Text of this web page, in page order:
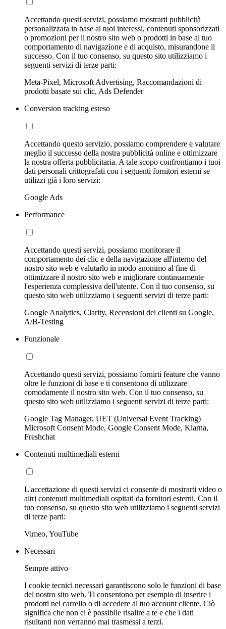
Accettando questi servizi, possiamo mostrarti pubblicità
personalizzata in base ai tuoi interessi, contenuti sponsorizzati
o promozioni per il nostro sito web o prodotti in base al tuo
comportamento di navigazione e di acquisto, misurandone il
successo. Con il tuo consenso, su questo sito utilizziamo i
seguenti servizi di terze parti:
Meta-Pixel, Microsoft Advertising, Raccomandazioni di
prodotti basate sui clic, Ads Defender
Conversion tracking esteso
Accettando questo servizio, possiamo comprendere e valutare
meglio il successo della nostra pubblicità online e ottimizzare
la nostra offerta pubblicitaria. A tale scopo confrontiamo i tuoi
dati personali crittografati con i seguenti fornitori esterni se
utilizzi già i loro servizi:
Google Ads
Performance
Accettando questi servizi, possiamo monitorare il
comportamento dei clic e della navigazione all'interno del
nostro sito web e valutarlo in modo anonimo al fine di
ottimizzare il nostro sito web e migliorare continuamente
l'esperienza complessiva dell'utente. Con il tuo consenso, su
questo sito web utilizziamo i seguenti servizi di terze parti:
Google Analytics, Clarity, Recensioni dei clienti su Google,
A/B-Testing
Funzionale
Accettando questi servizi, possiamo fornirti feature che vanno
oltre le funzioni di base e ti consentono di utilizzare
comodamente il nostro sito web. Con il tuo consenso, su
questo sito web utilizziamo i seguenti servizi di terze parti:
Google Tag Manager, UET (Universal Event Tracking)
Microsoft Consent Mode, Google Consent Mode, Klarna,
Freshchat
Contenuti multimediali esterni
L'accettazione di questi servizi ci consente di mostrarti video o
altri contenuti multimediali ospitati da fornitori esterni. Con il
tuo consenso, su questo sito web utilizziamo i seguenti servizi
di terze parti:
Vimeo, YouTube
Necessari
Sempre attivo
I cookie tecnici necessari garantiscono solo le funzioni di base
del nostro sito web. Ti consentono per esempio di inserire i
prodotti nel carrello o di accedere al tuo account cliente. Ciò
significa che non ci è possibile risalire a te e che i dati
risultanti non verranno mai trasmessi a terzi.